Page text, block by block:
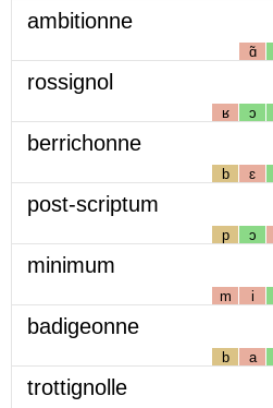
ambitionne
ɑ̃
rossignol
ʁ ɔ
berrichonne
b ɛ
post-scriptum
p ɔ
minimum
m i
badigeonne
b a
trottignolle